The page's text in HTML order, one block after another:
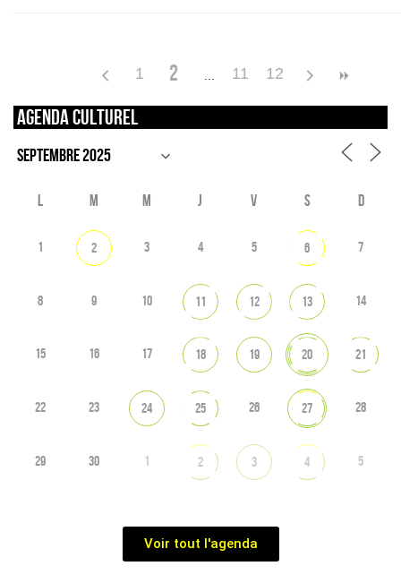
1 2 11 12
Agenda culturel
L M M J V S D
1 2 3 4 5 6 7
8 9 10 11 12 13 14
15 16 17 18 19 20 21
22 23 24 25 26 27 28
29 30 1 2 3 4 5
Voir tout l'agenda